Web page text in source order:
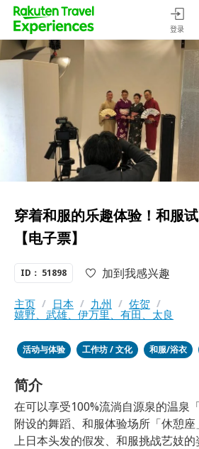
登录
穿着和服的乐趣体验！和服
【电子票】
ID： 51898 加到我感兴趣
主页 / 日本 / 九州 / 佐贺 /
嬉野、武雄、伊万里、有田、太良
活动与体验 工作坊 / 文化 和服/浴衣
简介
在可以享受100%流淌自源泉的温泉
附设的舞蹈、和服体验场所「休憩
上日本头发的假发、和服挑战艺妓